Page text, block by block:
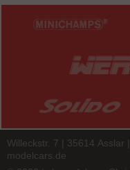
Willeckstr. 7 | 35614 Asslar
modelcars.de